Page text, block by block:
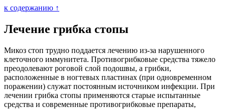
к содержанию ↑
Лечение грибка стопы
Микоз стоп трудно поддается лечению из-за нарушенного
клеточного иммунитета. Противогрибковые средства тяжело
преодолевают роговой слой подошвы, а грибки,
расположенные в ногтевых пластинах (при одновременном
поражении) служат постоянным источником инфекции. При
лечении грибка стопы применяются старые испытанные
средства и современные противогрибковые препараты,